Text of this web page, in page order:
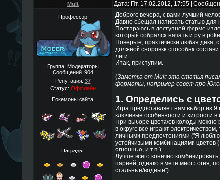
Mult Дата: Пт, 17.02.2012, 17:55 |
Профессор
Группа: Модераторы
Сообщений: 904
Репутация: 37
Статус: Оффлайн
Покемоны сайта:
Награды:
Доброго вечера, с вами лучший
Давно обещал написать статью для
Постараюсь в доступной форме
который собрался начать игру в
Поверьте, практически любая
должной сноровке способна
лиги.
Итак, приступим.
(Заметка от Mult: эта статья
форматы, например совет про
1. Определись с
Игра предоставляет нам выбор из
ключевые особенности и хитрости в
При выборе цвета/ов колоды можно
в округе все играют
личными предпочтениями ("Я люблю
устойчивыми комбинациями цветов
огненные, и т.п.)
Лучше всего конечно
парней, однако в мете много огня,
стальные/водные").